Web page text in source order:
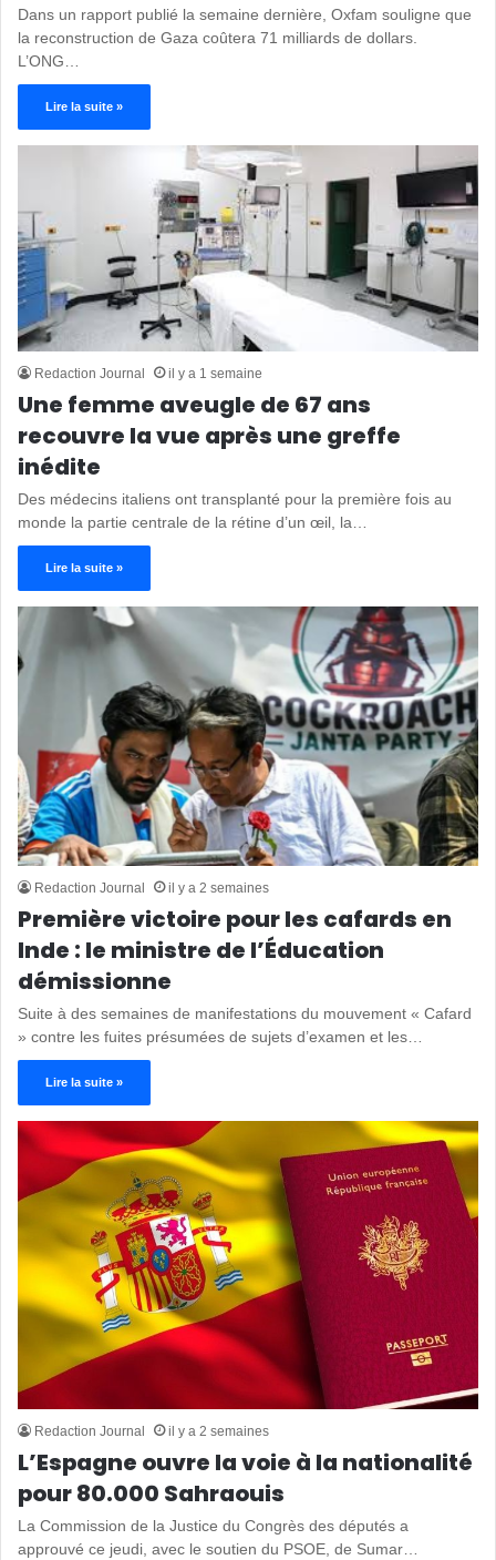
Dans un rapport publié la semaine dernière, Oxfam souligne que
la reconstruction de Gaza coûtera 71 milliards de dollars.
L’ONG…
Lire la suite »
Redaction Journal il y a 1 semaine
Une femme aveugle de 67 ans
recouvre la vue après une greffe
inédite
Des médecins italiens ont transplanté pour la première fois au
monde la partie centrale de la rétine d’un œil, la…
Lire la suite »
Redaction Journal il y a 2 semaines
Première victoire pour les cafards en
Inde : le ministre de l’Éducation
démissionne
Suite à des semaines de manifestations du mouvement « Cafard
» contre les fuites présumées de sujets d’examen et les…
Lire la suite »
Redaction Journal il y a 2 semaines
L’Espagne ouvre la voie à la nationalité
pour 80.000 Sahraouis
La Commission de la Justice du Congrès des députés a
approuvé ce jeudi, avec le soutien du PSOE, de Sumar…